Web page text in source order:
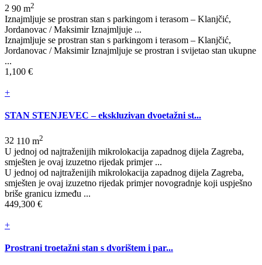
2 90 m2
Iznajmljuje se prostran stan s parkingom i terasom – Klanjčić,
Jordanovac / Maksimir Iznajmljuje ...
Iznajmljuje se prostran stan s parkingom i terasom – Klanjčić,
Jordanovac / Maksimir Iznajmljuje se prostran i svijetao stan ukupne
...
1,100 €
+
STAN STENJEVEC – ekskluzivan dvoetažni st...
32 110 m2
U jednoj od najtraženijih mikrolokacija zapadnog dijela Zagreba,
smješten je ovaj izuzetno rijedak primjer ...
U jednoj od najtraženijih mikrolokacija zapadnog dijela Zagreba,
smješten je ovaj izuzetno rijedak primjer novogradnje koji uspješno
briše granicu između ...
449,300 €
+
Prostrani troetažni stan s dvorištem i par...